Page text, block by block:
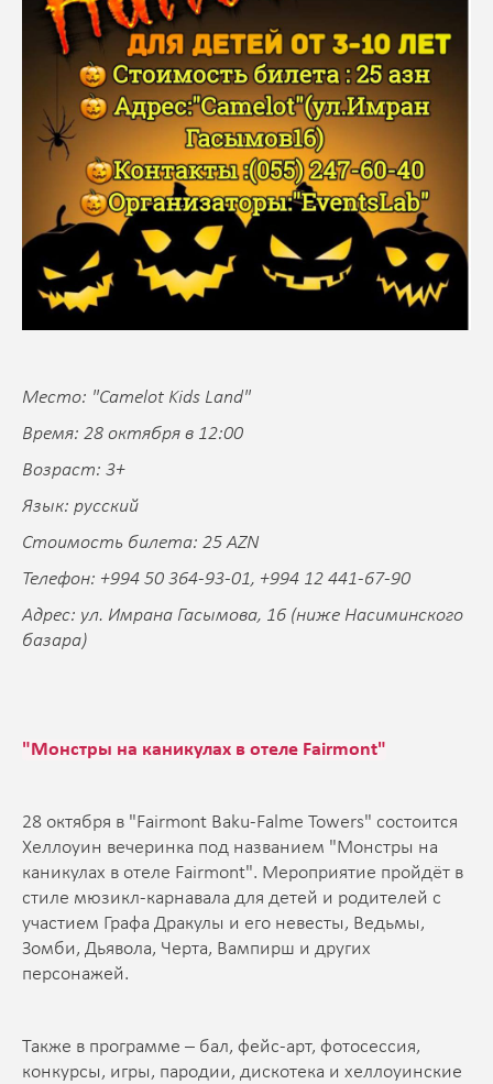
Место: "Camelot Kids Land"
Время: 28 октября в 12:00
Возраст: 3+
Язык: русский
Стоимость билета: 25 AZN
Телефон: +994 50 364-93-01, +994 12 441-67-90
Адрес: ул. Имрана Гасымова, 16 (ниже Насиминского
базара)
"Монстры на каникулах в отеле Fairmont"
28 октября в "Fairmont Baku-Falme Towers" состоится
Хеллоуин вечеринка под названием "Монстры на
каникулах в отеле Fairmont". Мероприятие пройдёт в
стиле мюзикл-карнавала для детей и родителей с
участием Графа Дракулы и его невесты, Ведьмы,
Зомби, Дьявола, Черта, Вампирш и других
персонажей.
Также в программе – бал, фейс-арт, фотосессия,
конкурсы, игры, пародии, дискотека и хеллоуинские